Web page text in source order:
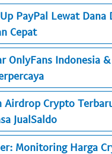
PayPal Lewat Dana
Cepat
OnlyFans Indonesia &
Airdrop Crypto
JualSaldo
Monitoring Harga